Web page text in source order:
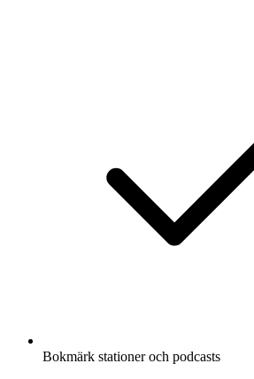
Bokmärk stationer och podcasts